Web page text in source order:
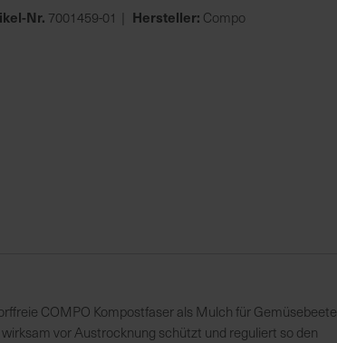
Nr. 7001459-01 Hersteller: Compo
COMPO Kompostfaser als Mulch für Gemüsebeete
vor Austrocknung schützt und reguliert so den